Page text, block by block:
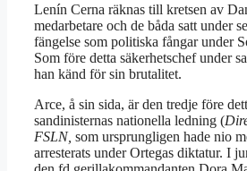
Lenín Cerna räknas till kretsen av
medarbetare och de båda satt under
fängelse som politiska fångar under
Som före detta säkerhetschef under
han känd för sin brutalitet.
Arce, å sin sida, är den tredje före
sandinisternas nationella ledning (
FSLN, som ursprungligen hade nio
arresterats under Ortegas diktatur. I